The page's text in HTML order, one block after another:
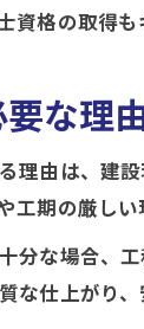
資格の取得
な理
理由は、建
工期の厳し
分な場合、
な仕上がり